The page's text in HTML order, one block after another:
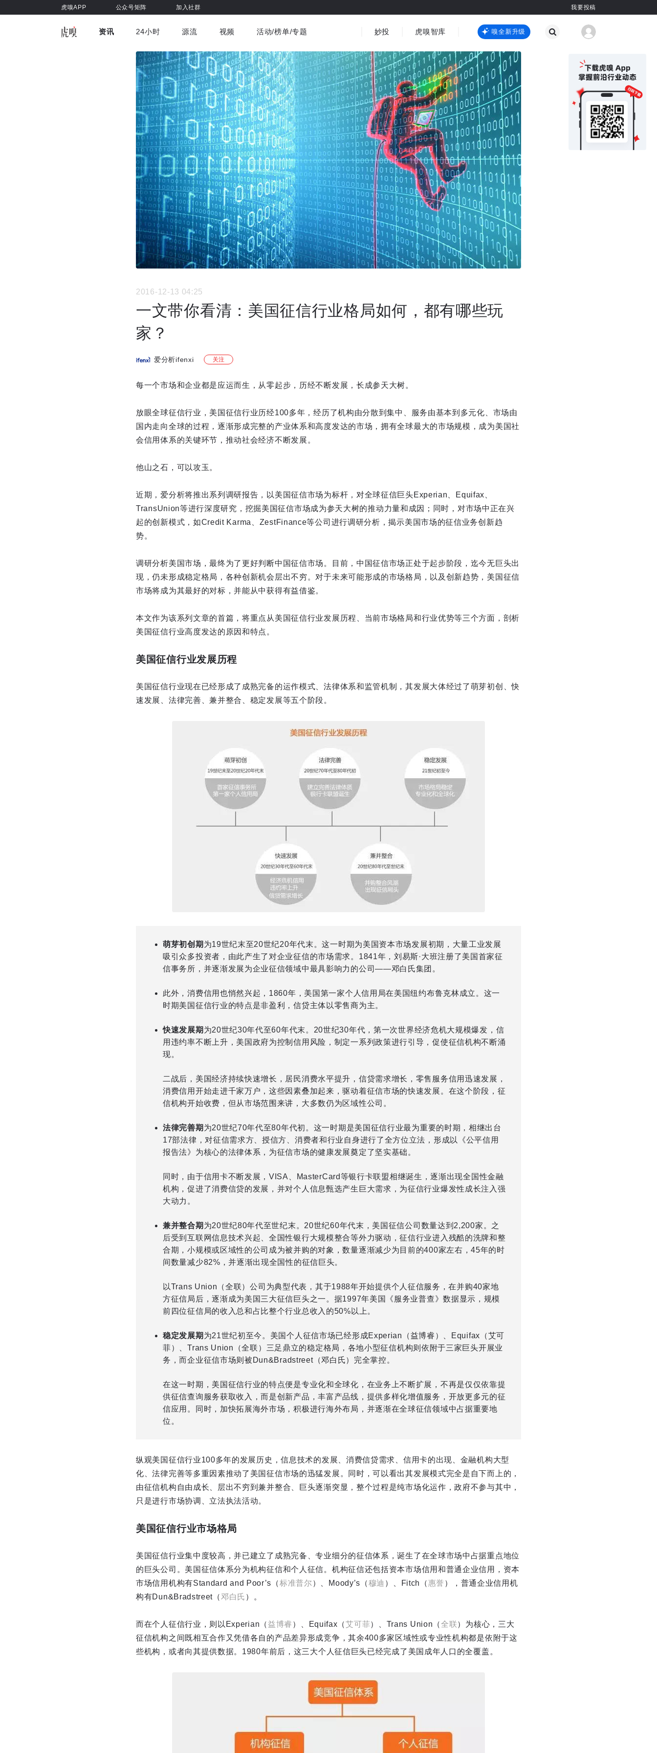
虎嗅APP 公众号矩阵 加入社群 我要投稿
资讯
车与出行 商业消费 社会文化 金融财经 出海
国际热点
健康 书影音 医疗 3C数码 观点 其他
24小时 源流 视频
虎嗅视界 视频精选
活动/榜单/专题 妙投 虎嗅智库 虎嗅嗅全新升级 虎嗅嗅全新升级
2016-12-13 04:25
一文带你看清：美国征信行业格局如何，都有哪些玩
家？
爱分析ifenxi 关注
每一个市场和企业都是应运而生，从零起步，历经不断发展，长成参天大树。
放眼全球征信行业，美国征信行业历经100多年，经历了机构由分散到集中、服务由基本到多元化、市场由
国内走向全球的过程，逐渐形成完整的产业体系和高度发达的市场，拥有全球最大的市场规模，成为美国社
会信用体系的关键环节，推动社会经济不断发展。
他山之石，可以攻玉。
近期，爱分析将推出系列调研报告，以美国征信市场为标杆，对全球征信巨头Experian、Equifax、
TransUnion等进行深度研究，挖掘美国征信市场成为参天大树的推动力量和成因；同时，对市场中正在兴
起的创新模式，如Credit Karma、ZestFinance等公司进行调研分析，揭示美国市场的征信业务创新趋
势。
调研分析美国市场，最终为了更好判断中国征信市场。目前，中国征信市场正处于起步阶段，迄今无巨头出
现，仍未形成稳定格局，各种创新机会层出不穷。对于未来可能形成的市场格局，以及创新趋势，美国征信
市场将成为其最好的对标，并能从中获得有益借鉴。
本文作为该系列文章的首篇，将重点从美国征信行业发展历程、当前市场格局和行业优势等三个方面，剖析
美国征信行业高度发达的原因和特点。
美国征信行业发展历程
美国征信行业现在已经形成了成熟完备的运作模式、法律体系和监管机制，其发展大体经过了萌芽初创、快
速发展、法律完善、兼并整合、稳定发展等五个阶段。
萌芽初创期 为19世纪末至20世纪20年代末。这一时期为美国资本市场发展初期，大量工业发展
吸引众多投资者，由此产生了对企业征信的市场需求。1841年，刘易斯·大班注册了美国首家征
信事务所，并逐渐发展为企业征信领域中最具影响力的公司——邓白氏集团。
此外，消费信用也悄然兴起，1860年，美国第一家个人信用局在美国纽约布鲁克林成立。这一
时期美国征信行业的特点是非盈利，信贷主体以零售商为主。
快速发展期 为20世纪30年代至60年代末。20世纪30年代，第一次世界经济危机大规模爆发，信
用违约率不断上升，美国政府为控制信用风险，制定一系列政策进行引导，促使征信机构不断涌
现。
二战后，美国经济持续快速增长，居民消费水平提升，信贷需求增长，零售服务信用迅速发展，
消费信用开始走进千家万户，这些因素叠加起来，驱动着征信市场的快速发展。在这个阶段，征
信机构开始收费，但从市场范围来讲，大多数仍为区域性公司。
法律完善期 为20世纪70年代至80年代初。这一时期是美国征信行业最为重要的时期，相继出台
17部法律，对征信需求方、授信方、消费者和行业自身进行了全方位立法，形成以《公平信用
报告法》为核心的法律体系，为征信市场的健康发展奠定了坚实基础。
同时，由于信用卡不断发展，VISA、MasterCard等银行卡联盟相继诞生，逐渐出现全国性金融
机构，促进了消费信贷的发展，并对个人信息甄选产生巨大需求，为征信行业爆发性成长注入强
大动力。
兼并整合期 为20世纪80年代至世纪末。20世纪60年代末，美国征信公司数量达到2,200家。之
后受到互联网信息技术兴起、全国性银行大规模整合等外力驱动，征信行业进入残酷的洗牌和整
合期，小规模或区域性的公司成为被并购的对象，数量逐渐减少为目前的400家左右，45年的时
间数量减少82%，并逐渐出现全国性的征信巨头。
以Trans Union（全联）公司为典型代表，其于1988年开始提供个人征信服务，在并购40家地
方征信局后，逐渐成为美国三大征信巨头之一。据1997年美国《服务业普查》数据显示，规模
前四位征信局的收入总和占比整个行业总收入的50%以上。
稳定发展期 为21世纪初至今。美国个人征信市场已经形成Experian（益博睿）、Equifax（艾可
菲）、Trans Union（全联）三足鼎立的稳定格局，各地小型征信机构则依附于三家巨头开展业
务，而企业征信市场则被Dun&Bradstreet（邓白氏）完全掌控。
在这一时期，美国征信行业的特点便是专业化和全球化，在业务上不断扩展，不再是仅仅依靠提
供征信查询服务获取收入，而是创新产品，丰富产品线，提供多样化增值服务，开放更多元的征
信应用。同时，加快拓展海外市场，积极进行海外布局，并逐渐在全球征信领域中占据重要地
位。
纵观美国征信行业100多年的发展历史，信息技术的发展、消费信贷需求、信用卡的出现、金融机构大型
化、法律完善等多重因素推动了美国征信市场的迅猛发展。同时，可以看出其发展模式完全是自下而上的，
由征信机构自由成长、层出不穷到兼并整合、巨头逐渐突显，整个过程是纯市场化运作，政府不参与其中，
只是进行市场协调、立法执法活动。
美国征信行业市场格局
美国征信行业集中度较高，并已建立了成熟完备、专业细分的征信体系，诞生了在全球市场中占据重点地位
的巨头公司。美国征信体系分为机构征信和个人征信。机构征信还包括资本市场信用和普通企业信用，资本
市场信用机构有Standard and Poor’s（标准普尔 ）、Moody’s（穆迪 ）、Fitch（惠誉），普通企业信用机
构有Dun&Bradstreet（ 邓白氏 ）。
而在个人征信行业，则以Experian（益博睿 ）、Equifax（艾可菲）、Trans Union（全联）为核心，三大
征信机构之间既相互合作又凭借各自的产品差异形成竞争，其余400多家区域性或专业性机构都是依附于这
些机构，或者向其提供数据。1980年前后，这三大个人征信巨头已经完成了美国成年人口的全覆盖。